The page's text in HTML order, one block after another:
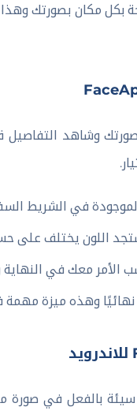
بكل مكان بصورتك
وشاهد التفاصيل
في الشريط
الأمر معك في النهاية
نهائيًا وهذه ميزة
سيئة بالفعل في